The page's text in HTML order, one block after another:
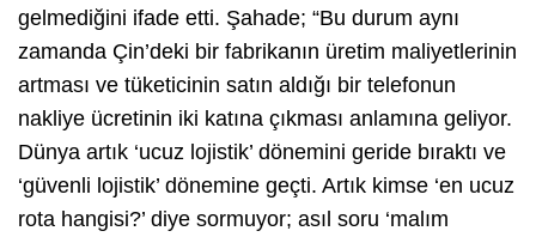
gelmediğini ifade etti. Şahade; “Bu durum aynı
zamanda Çin’deki bir fabrikanın üretim maliyetlerinin
artması ve tüketicinin satın aldığı bir telefonun
nakliye ücretinin iki katına çıkması anlamına geliyor.
Dünya artık ‘ucuz lojistik’ dönemini geride bıraktı ve
‘güvenli lojistik’ dönemine geçti. Artık kimse ‘en ucuz
rota hangisi?’ diye sormuyor; asıl soru ‘malım